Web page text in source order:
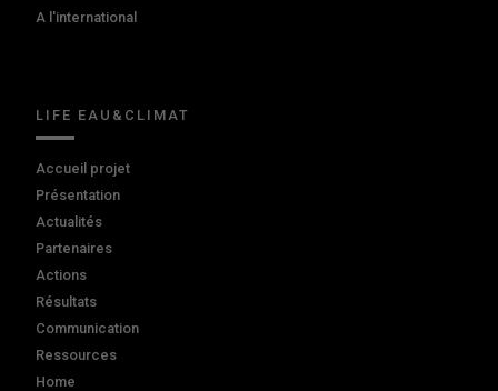
A l'international
LIFE EAU&CLIMAT
Accueil projet
Présentation
Actualités
Partenaires
Actions
Résultats
Communication
Ressources
Home